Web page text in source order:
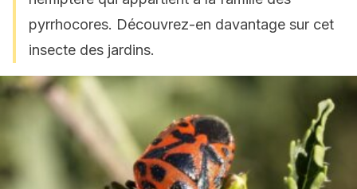
pyrrhocores. Découvrez-en davantage sur cet
insecte des jardins.